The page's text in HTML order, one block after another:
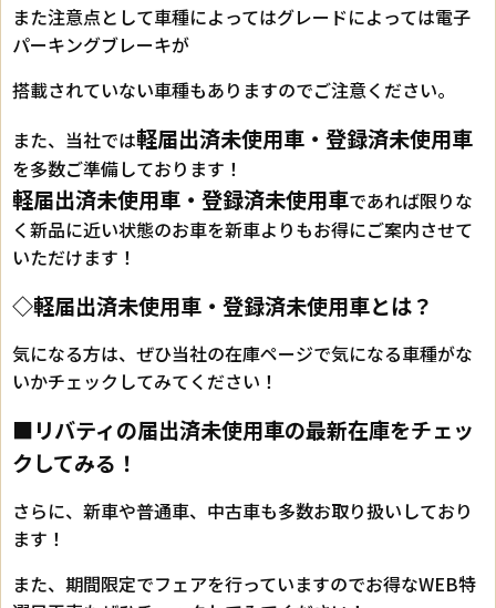
また注意点として車種によってはグレードによっては電子
パーキングブレーキが
搭載されていない車種もありますのでご注意ください。
また、当社では軽届出済未使用車・登録済未使用車
を多数ご準備しております！
軽届出済未使用車・登録済未使用車であれば限りな
く新品に近い状態のお車を新車よりもお得にご案内させて
いただけます！
◇軽届出済未使用車・登録済未使用車とは？
気になる方は、ぜひ当社の在庫ページで気になる車種がな
いかチェックしてみてください！
■リバティの届出済未使用車の最新在庫をチェッ
クしてみる！
さらに、新車や普通車、中古車も多数お取り扱いしており
ます！
また、期間限定でフェアを行っていますのでお得なWEB特